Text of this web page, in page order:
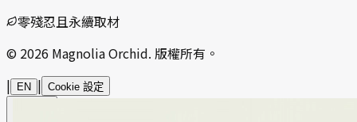
零殘忍且永續取材
© 2026 Magnolia Orchid. 版權所有。
|
EN | Cookie 設定